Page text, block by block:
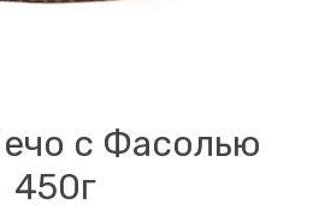
с Фасолью
450г